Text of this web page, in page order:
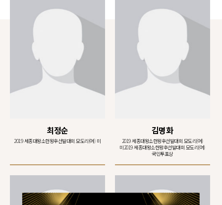
최정순
2019 세종대왕소헌왕후선발대회 모도리(여) 미
김명화
2019 세종대왕소헌왕후선발대회 모도리(여)
미2019 세종대왕소헌왕후선발대회 모도리(여)
국민투표상